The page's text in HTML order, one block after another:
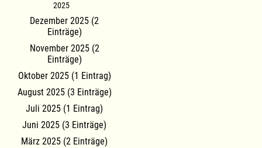
2025
Dezember 2025 (2
Einträge)
November 2025 (2
Einträge)
Oktober 2025 (1 Eintrag)
August 2025 (3 Einträge)
Juli 2025 (1 Eintrag)
Juni 2025 (3 Einträge)
März 2025 (2 Einträge)